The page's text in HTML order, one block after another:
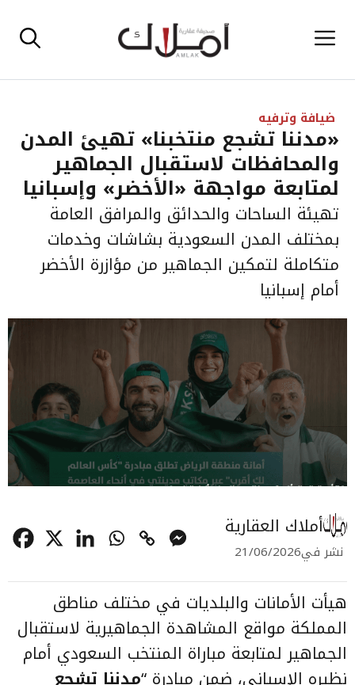
إلى القائمة
ضيافة وترفيه
«مدننا تشجع منتخبنا» تهيئ المدن
والمحافظات لاستقبال الجماهير
لمتابعة مواجهة «الأخضر» وإسبانيا
تهيئة الساحات والحدائق والمرافق العامة
بمختلف المدن السعودية بشاشات وخدمات
متكاملة لتمكين الجماهير من مؤازرة الأخضر
أمام إسبانيا
أملاك العقارية
نشر في21/06/2026
هيأت الأمانات والبلديات في مختلف مناطق
المملكة مواقع المشاهدة الجماهيرية لاستقبال
الجماهير لمتابعة مباراة المنتخب السعودي أمام
نظيره الإسباني، ضمن مبادرة “مدننا تشجع